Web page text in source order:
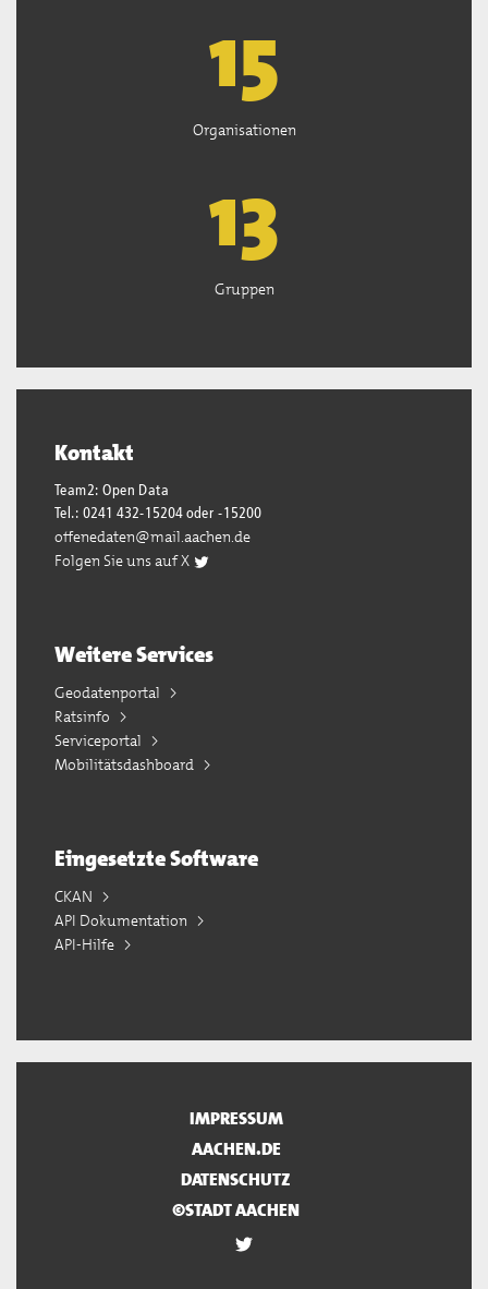
15
Organisationen
13
Gruppen
Kontakt
Team2: Open Data
Tel.: 0241 432-15204 oder -15200
offenedaten@mail.aachen.de
Folgen Sie uns auf X
Weitere Services
Geodatenportal
Ratsinfo
Serviceportal
Mobilitätsdashboard
Eingesetzte Software
CKAN
API Dokumentation
API-Hilfe
IMPRESSUM
AACHEN.DE
DATENSCHUTZ
©STADT AACHEN